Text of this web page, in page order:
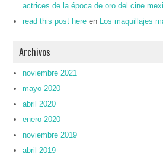
actrices de la época de oro del cine
read this post here en Los maquillajes
Archivos
noviembre 2021
mayo 2020
abril 2020
enero 2020
noviembre 2019
abril 2019